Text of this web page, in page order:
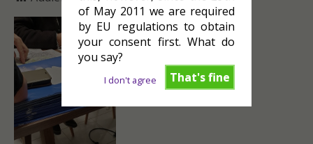
of May 2011 we are required
by EU regulations to obtain
your consent first. What do
you say?
That's fine
I don't agree